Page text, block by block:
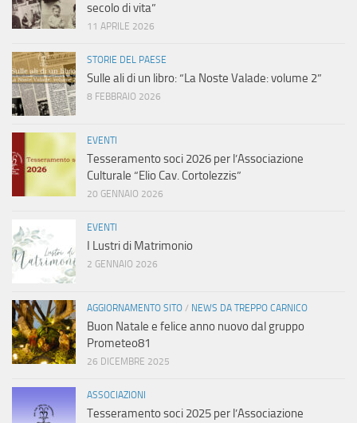
secolo di vita”
11 APRILE 2026
STORIE DEL PAESE
Sulle ali di un libro: “La Noste Valade: volume 2”
8 FEBBRAIO 2026
EVENTI
Tesseramento soci 2026 per l’Associazione
Culturale “Elio Cav. Cortolezzis”
20 GENNAIO 2026
EVENTI
I Lustri di Matrimonio
2 GENNAIO 2026
AGGIORNAMENTO SITO / NEWS DA TREPPO CARNICO
Buon Natale e felice anno nuovo dal gruppo
Prometeo81
26 DICEMBRE 2025
ASSOCIAZIONI
Tesseramento soci 2025 per l’Associazione